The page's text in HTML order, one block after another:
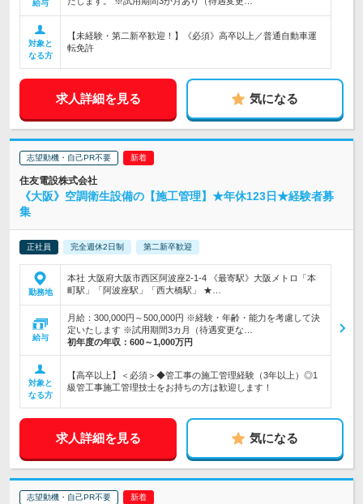
給与
対象と
なる方
【未経験・第二新卒歓迎！】《必須》高卒以上／普通自動車運
転免許
求人詳細を見る 気になる
志望動機・自己PR不要
住友電設株式会社
《大阪》空調衛生設備の【施工管理】★年休123日★経験者募
集
正社員 完全週休2日制 第二新卒歓迎
勤務地
本社 大阪府大阪市西区阿波座2-1-4 《最寄駅》大阪メトロ「本
町駅」「阿波座駅」「西大橋駅」 ★…
給与
月給：300,000円～500,000円 ※経験・年齢・能力を考慮して決
定いたします ※試用期間3カ月（待遇変更な…
初年度の年収： 600～1,000万円
対象と
なる方
【高卒以上】＜必須＞◆管工事の施工管理経験（3年以上）◎1
級管工事施工管理技士をお持ちの方は歓迎します！
求人詳細を見る 気になる
志望動機・自己PR不要